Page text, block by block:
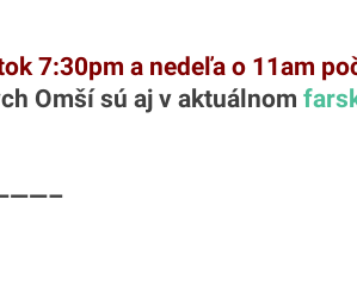
7:30pm a nedeľa o 11am
Omšísú aj v aktuálnom